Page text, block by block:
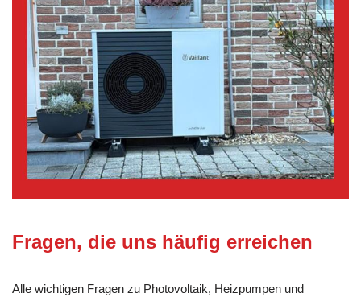
Fragen, die uns häufig erreichen
Alle wichtigen Fragen zu Photovoltaik, Heizpumpen und